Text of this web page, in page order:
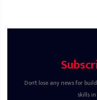
Don't lose any news for
skills